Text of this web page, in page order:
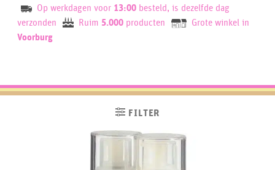
Op werkdagen voor 13:00 besteld, is dezelfde dag
verzonden
Ruim 5.000 producten
Grote winkel in
Voorburg
FILTER